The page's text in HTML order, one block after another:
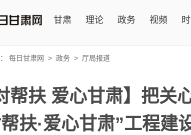
甘肃 理论 政务 视频
每日甘肃网 > 政务 > 厅局报道
帮扶 爱心甘肃】把
扶·爱心甘肃”工程建